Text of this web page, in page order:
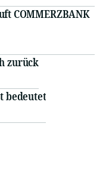
COMMERZBANK
zurück
bedeutet